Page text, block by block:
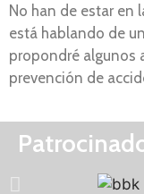
No han de estar en
está hablando de
propondré algunos
prevención de